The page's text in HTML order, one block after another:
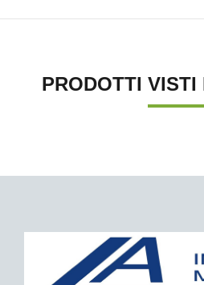
PRODOTTI VISTI